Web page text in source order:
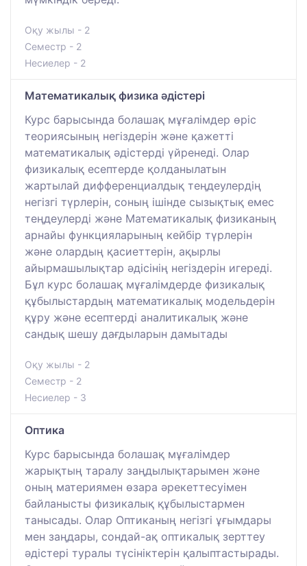
Оқу жылы - 2
Семестр - 2
Несиелер - 2
Математикалық физика әдістері
Курс барысында болашақ мұғалімдер өріс
теориясының негіздерін және қажетті
математикалық әдістерді үйренеді. Олар
физикалық есептерде қолданылатын
жартылай дифференциалдық теңдеулердің
негізгі түрлерін, соның ішінде сызықтық емес
теңдеулерді және Математикалық физиканың
арнайы функцияларының кейбір түрлерін
және олардың қасиеттерін, ақырлы
айырмашылықтар әдісінің негіздерін игереді.
Бұл курс болашақ мұғалімдерде физикалық
құбылыстардың математикалық модельдерін
құру және есептерді аналитикалық және
сандық шешу дағдыларын дамытады
Оқу жылы - 2
Семестр - 2
Несиелер - 3
Оптика
Курс барысында болашақ мұғалімдер
жарықтың таралу заңдылықтарымен және
оның материямен өзара әрекеттесуімен
байланысты физикалық құбылыстармен
танысады. Олар Оптиканың негізгі ұғымдары
мен заңдары, сондай-ақ оптикалық зерттеу
әдістері туралы түсініктерін қалыптастырады.